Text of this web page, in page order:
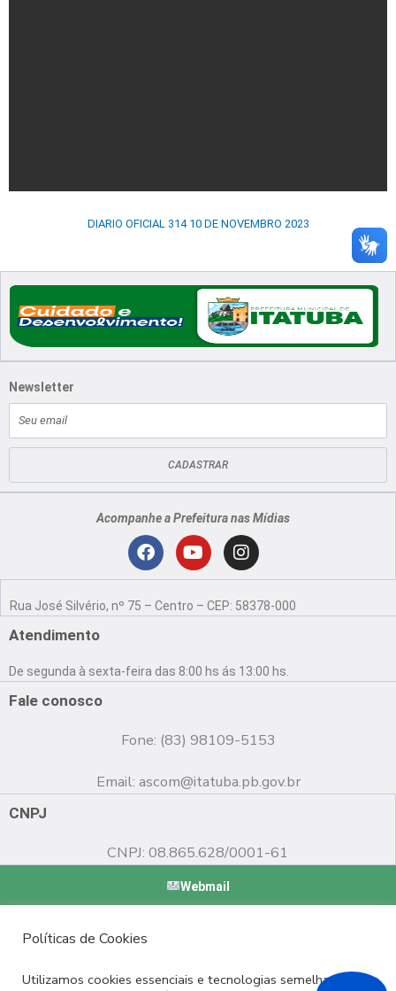
DIARIO OFICIAL 314 10 DE NOVEMBRO 2023
Newsletter
mail
CADASTRAR
Acompanhe a Prefeitura nas Mídias
F
c
o
o
Y
u
b
e
I
n
s
g
r
Rua José Silvério, nº 75 – Centro – CEP: 58378-000
Atendimento
De segunda à sexta-feira das 8:00 hs ás 13:00 hs.
Fale conosco
Fone: (83) 98109-5153
Email: ascom@itatuba.pb.gov.br
CNPJ
CNPJ: 08.865.628/0001-61
Webmail
Políticas de Cookies
Utilizamos cookies essenciais e tecnologias semelhantes de